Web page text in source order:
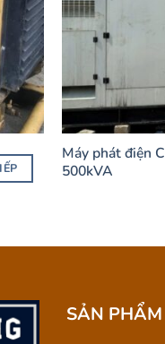
Máy phát điện
500kVA
SẢN PHẨM